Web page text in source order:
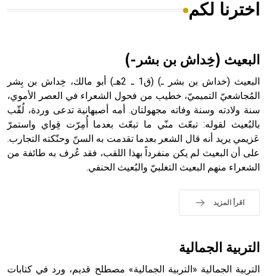
هل تعلم أن الأبسيد كلمة فرنسية اللفظ تم اعتمادها مصطلحاً
- هل تعلم أن أبجر Abgar اسم معروف جيداً يعود إلى عدد من
الملوك الذين حكموا مدينة إديسا (الرها) من أبجر الأول وحتى
التاسع، وهم ينتسبون إلى أسرة أوسروين
اخترنا لكم
البعيث (خِداش بن بشر-)
البعيث (خداش بن بشر ـ) (ق1 ـ 2هـ) أبو مالك، خِداش بن بِشر
المُجاشعيّ التميميّ، خطيب من فحول الشعراء في العصر الأموي،
سنة ولادته وسنة وفاته مجهولتان. أمه أصبهانية تدعى وردة، لُقّب
بالبُعيث لقوله: تبعّث منّي ما تبعّث بعدما أُمِرّت قِواي واستمرّ
عَزيمي يريد أنه قال الشعر بعدما تقدمت به السنّ وحنّكته التجارب.
على أن البعيث لم يكن منفرداً بهذا اللقب، فقد عُرف به طائفة من
الشعراء منهم البعيث التغلبيّ والبُعيث الحنفي.
اقرأ المزيد
التربية الجمالية
التربية الجمالية «التربية الجمالية» مصطلح قديم، ورد في كتابات